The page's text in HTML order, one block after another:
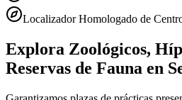
Localizador Homologado de
Explora Zoológicos,
Reservas de Fauna en